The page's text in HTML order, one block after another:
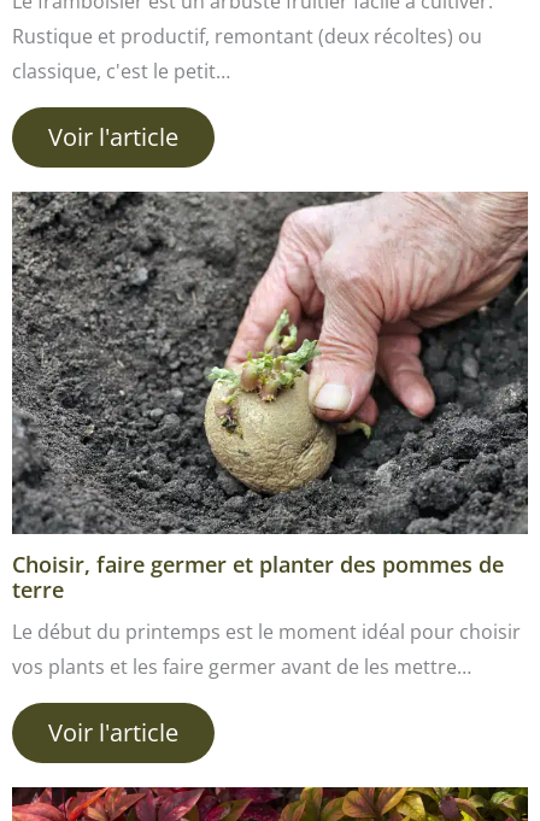
Rustique et productif, remontant (deux récoltes) ou
classique, c'est le petit…
Voir l'article
Choisir, faire germer et planter des pommes de
terre
Le début du printemps est le moment idéal pour choisir
vos plants et les faire germer avant de les mettre…
Voir l'article